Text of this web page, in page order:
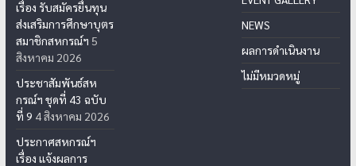
เรื่อง รับสมัครยื่นทุน
ส่งเสริมการศึกษาบุตร
สมาชิกสหกรณ์ฯ 5
สิงหาคม 2026
ประชาสัมพันธ์สห
กรณ์ฯ ชุดที่ 43 ฉบับ
ที่ 9 4 สิงหาคม 2026
ประกาศสหกรณ์ฯ
เรื่อง แจ้งผลการ
NEWS
ผลการดำเนินงาน
ไม่มีหมวดหมู่